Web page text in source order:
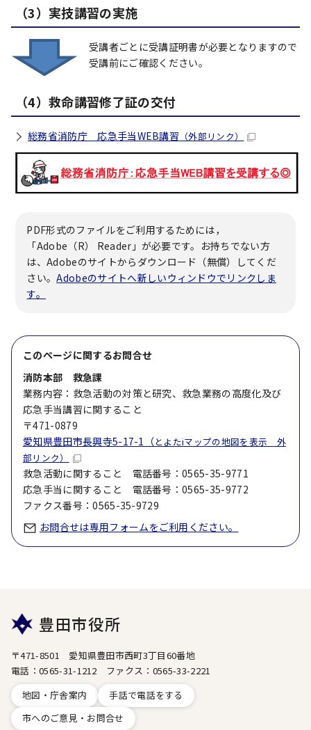
（3）実技講習の実施
受講者ごとに受講証明書が必要となりますので
受講前にご確認ください。
（4）救命講習修了証の交付
総務省消防庁 応急手当WEB講習 （外部リンク）
PDF形式のファイルをご利用するためには，
「Adobe（R） Reader」が必要です。お持ちでない方
は、Adobeのサイトからダウンロード（無償）してくだ
さい。Adobeのサイトへ新しいウィンドウでリンクしま
す。
このページに関するお問合せ
消防本部 救急課
業務内容：救急活動の対策と研究、救急業務の高度化及び
応急手当講習に関すること
〒471-0879
愛知県豊田市長興寺5-17-1（とよたiマップの地図を表示 外
部リンク）
救急活動に関すること 電話番号：0565-35-9771
応急手当に関すること 電話番号：0565-35-9772
ファクス番号：0565-35-9729
お問合せは専用フォームをご利用ください。
豊田市役所
〒471-8501 愛知県豊田市西町3丁目60番地
電話：0565-31-1212 ファクス：0565-33-2221
地図・庁舎案内
手話で電話をする
市へのご意見・お問合せ